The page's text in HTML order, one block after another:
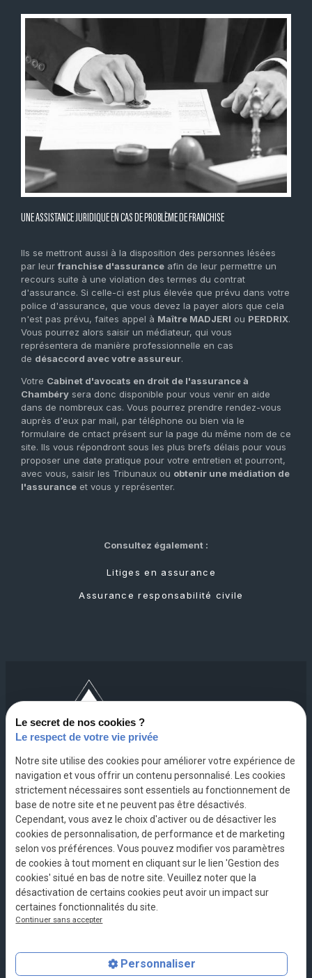
UNE ASSISTANCE JURIDIQUE EN CAS DE PROBLÈME DE FRANCHISE
Ils se mettront aussi à la disposition des personnes lésées
par leurfranchise d'assuranceafin de leur permettre un
recours suite à une violation des termes du contrat
d'assurance. Si celle-ci est plus élevée que prévu dans votre
police d'assurance, que vous devez la payer alors que cela
n'est pas prévu, faites appel à Maître MADJERI ou PERDRIX.
Vous pourrez alors saisir un médiateur, qui vous
représentera de manière professionnelle en cas
de désaccord avec votre assureur.
Votre Cabinet d'avocats en droit de l'assurance à
Chambérysera donc disponible pour vous venir en aide
dans de nombreux cas. Vous pourrez prendre rendez-vous
auprès d'eux par mail, par téléphone ou bien via le
formulaire de cntact présent sur la page du même nom de ce
site. Ils vous répondront sous les plus brefs délais pour vous
proposer une date pratique pour votre entretien et pourront,
avec vous, saisir les Tribunaux ou obtenir une médiation de
l'assuranceet vous y représenter.
Consultez également :
Litiges en assurance
Assurance responsabilité civile
04 79 62 20 07
SIRET :43310660600018
Mentions
légales
Politique de
confidentialité
Le secret de nos cookies ?
Le respect de votre vie privée
Notre site utilise des cookies pour améliorer votre expérience de
navigation et vous offrir un contenu personnalisé. Les cookies
strictement nécessaires sont essentiels au fonctionnement de
base de notre site et ne peuvent pas être désactivés.
Cependant, vous avez le choix d'activer ou de désactiver les
cookies de personnalisation, de performance et de marketing
selon vos préférences. Vous pouvez modifier vos paramètres
de cookies à tout moment en cliquant sur le lien 'Gestion des
cookies' situé en bas de notre site. Veuillez noter que la
désactivation de certains cookies peut avoir un impact sur
certaines fonctionnalités du site.
Continuer sans accepter
Personnaliser